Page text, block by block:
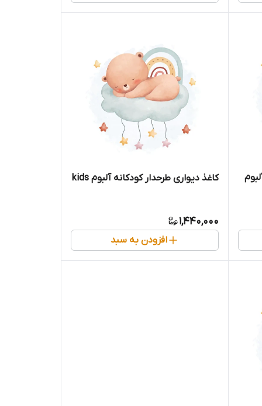
کاغذ دیواری طرحدار کودکانه آلبوم kids
1,440,000
افزودن به سبد